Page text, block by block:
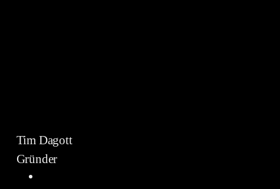
Tim Dagott
Gründer